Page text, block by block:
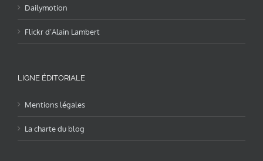
Dailymotion
Flickr d’Alain Lambert
LIGNE ÉDITORIALE
Mentions légales
La charte du blog